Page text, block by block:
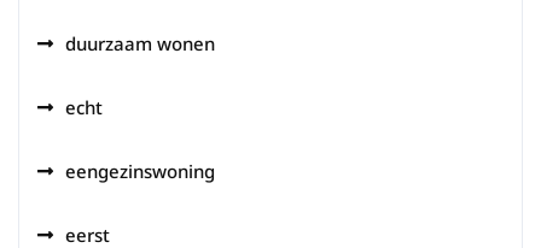
duurzaam wonen
echt
eengezinswoning
eerst